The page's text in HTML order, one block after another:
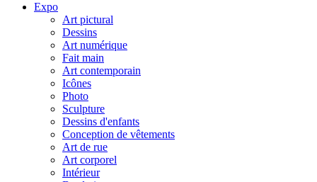
Expo
Art pictural
Dessins
Art numérique
Fait main
Art contemporain
Icônes
Photo
Sculpture
Dessins d'enfants
Conception de vêtements
Art de rue
Art corporel
Intérieur